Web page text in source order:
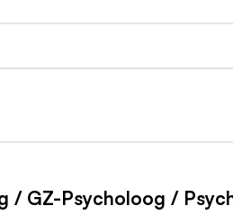
/ GZ-Psycholoog /